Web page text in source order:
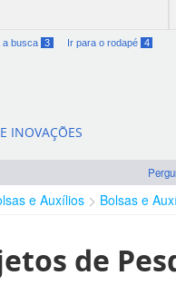
a busca 3 Ir para o rodapé 4
INOVAÇÕES
e Auxílios Bolsas e
de